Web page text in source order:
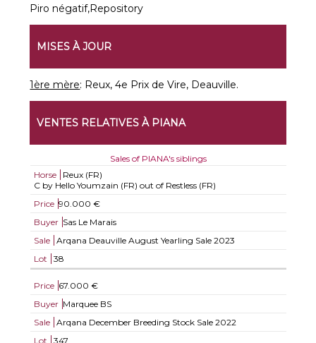
Piro négatif,Repository
MISES À JOUR
1ère mère: Reux, 4e Prix de Vire, Deauville.
VENTES RELATIVES À PIANA
Sales of PIANA's siblings
Horse
Reux (FR)
C by Hello Youmzain (FR) out of Restless (FR)
Price 90.000 €
Buyer Sas Le Marais
Sale
Arqana Deauville August Yearling Sale 2023
Lot
38
Price 67.000 €
Buyer Marquee BS
Sale
Arqana December Breeding Stock Sale 2022
Lot
347